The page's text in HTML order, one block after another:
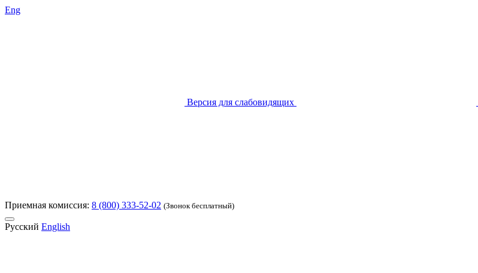
Eng
Версия для слабовидящих
Приемная комиссия: 8 (800) 333-52-02 (Звонок бесплатный)
Русский English